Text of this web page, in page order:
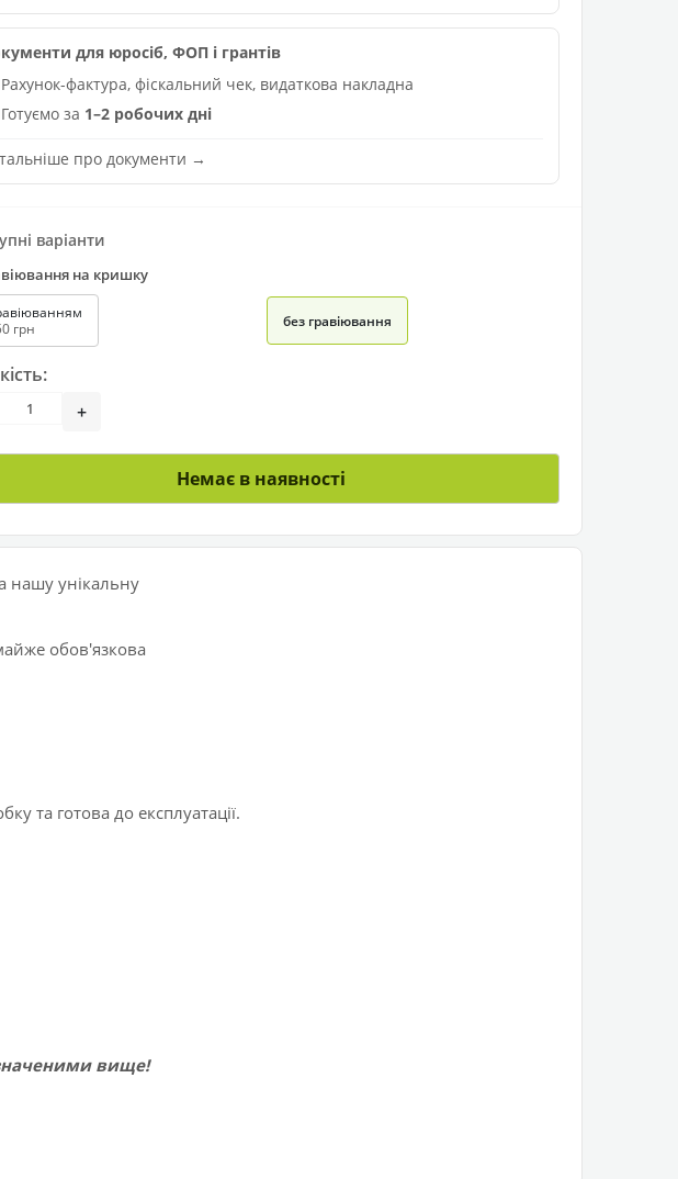
для юросіб, ФОП і грантів
Рахунок-фактура, фіскальний чек, видаткова накладна
Готуємо за 1–2 робочих дні
про документи →
варіанти
на кришку
грн
без гравіювання
+
Немає в наявності
нашу унікальну
обов'язкова
та готова до експлуатації.
вище!